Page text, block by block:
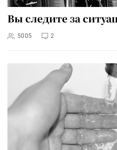
Вы следите за
5005 2